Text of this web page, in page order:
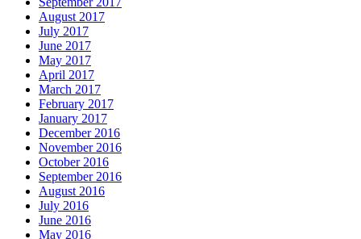
August 2017
July 2017
June 2017
May 2017
April 2017
March 2017
February 2017
January 2017
December 2016
November 2016
October 2016
September 2016
August 2016
July 2016
June 2016
May 2016